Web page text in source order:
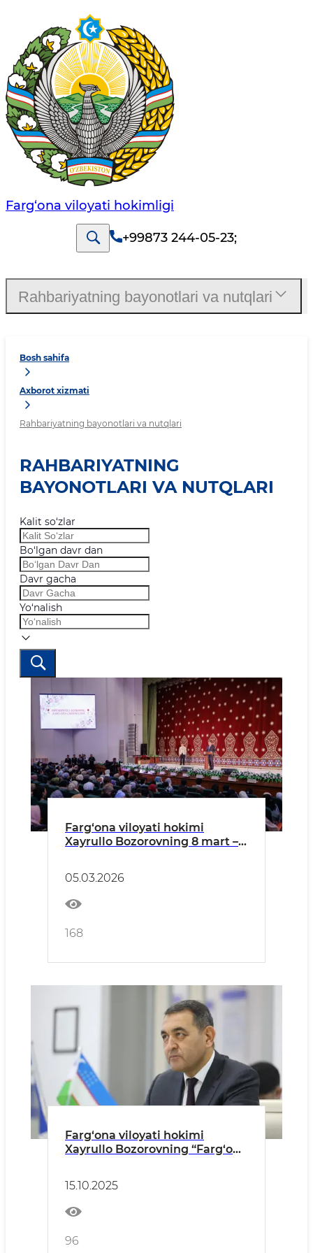
Farg‘оnа vilоyati hоkimligi
+99873 244-05-23;
Bosh sahifa
Axborot xizmati
Rahbariyatning bayonotlari va nutqlari
RAHBARIYATNING
BAYONOTLARI VA NUTQLARI
Kalit so‘zlar
Bo‘lgan davr dan
Davr gacha
Yo‘nalish
Farg‘ona viloyati hokimi
Xayrullo Bozorovning 8 mart –
05.03.2026
168
Farg‘ona viloyati hokimi
Xayrullo Bozorovning “Farg‘ona
birlashtirish” mavzusida
Farg‘ona tinchlik forumining
birinchi yig‘ilishidagi tabrik
so‘zi
15.10.2025
96
Rahbariyatning bayonotlari va nutqlari